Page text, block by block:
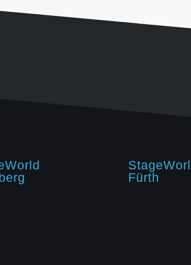
Fürth